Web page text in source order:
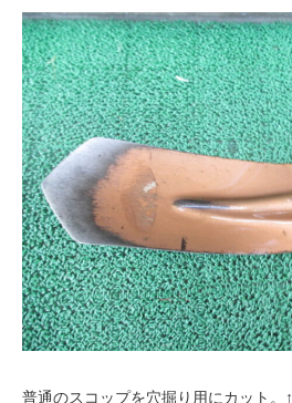
普通のスコップを穴掘り用にカット。↑